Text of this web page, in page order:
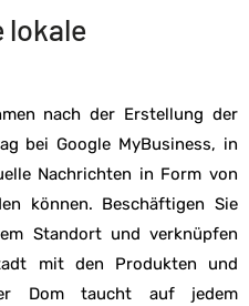
lokale
nach der Erstellung der
bei Google MyBusiness, in
Nachrichten in Form von
können. Beschäftigen Sie
Standort und verknüpfen
mit den Produkten und
Dom taucht auf jedem